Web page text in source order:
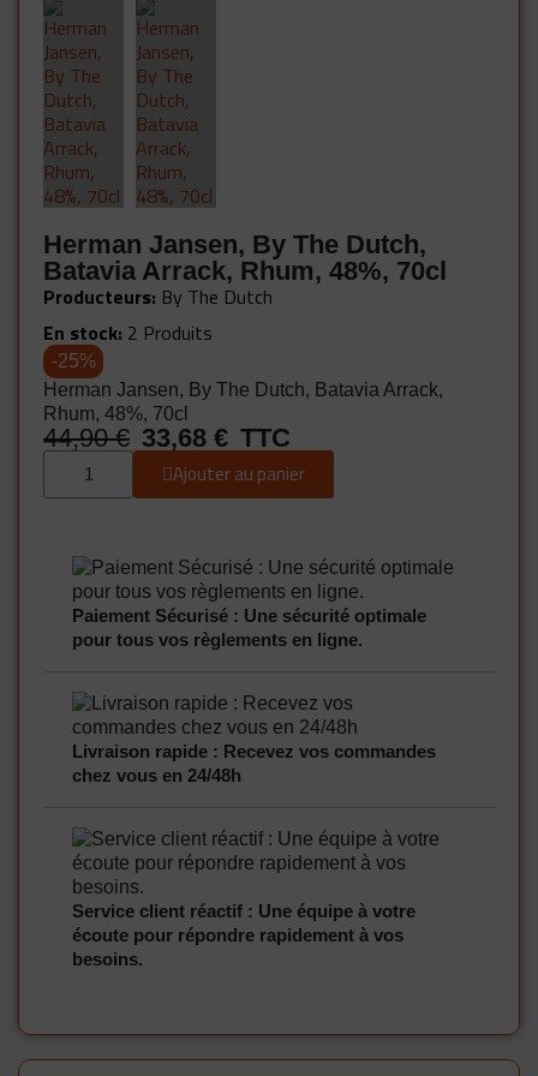
Herman Jansen, By The Dutch,
Batavia Arrack, Rhum, 48%, 70cl
Producteurs By The Dutch
En stock 2 Produits
-25%
Herman Jansen, By The Dutch, Batavia Arrack,
Rhum, 48%, 70cl
44,90 € 33,68 € TTC
Ajouter au panier
Paiement Sécurisé : Une sécurité optimale
pour tous vos règlements en ligne.
Livraison rapide : Recevez vos commandes
chez vous en 24/48h
Service client réactif : Une équipe à votre
écoute pour répondre rapidement à vos
besoins.